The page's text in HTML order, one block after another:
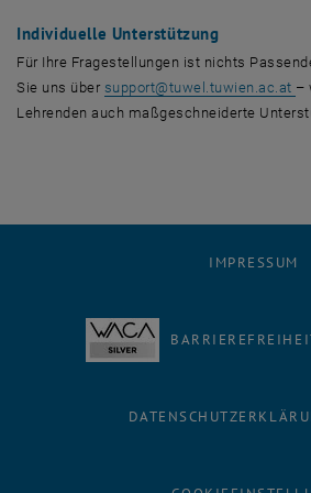
Individuelle Unterstützung
Für Ihre Fragestellungen ist nichts
Sie uns über support@tuwel.tuwien.ac.at –
Lehrenden auch maßgeschneiderte
IMPRESSUM